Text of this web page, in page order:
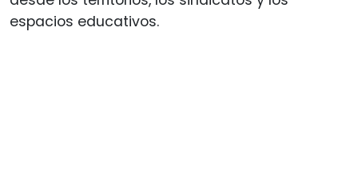
espacios educativos.